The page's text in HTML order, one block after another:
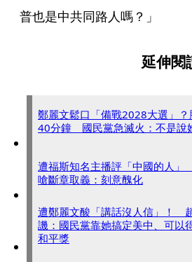
普也是中共同路人嗎？」
延伸閱
鄭麗文鬆口「備戰2028大選」？
40分鐘 國民黨急滅火：不是說
遭福斯知名主播評「中國的人
嗆斷章取義：刻意醜化
遭鄭麗文酸「講話沒人信」！
譏：國民黨靠她搞定美中、可以
和平獎